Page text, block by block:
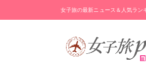
女子旅の最新ニュース＆人気ラン